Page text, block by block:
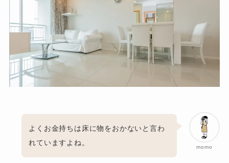
momo
よくお金持ちは床に物をおかないと言わ
れていますよね。